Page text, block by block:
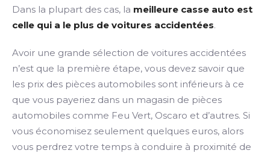
Dans la plupart des cas, la meilleure casse auto est
celle qui a le plus de voitures accidentées.
Avoir une grande sélection de voitures accidentées
n’est que la première étape, vous devez savoir que
les prix des pièces automobiles sont inférieurs à ce
que vous payeriez dans un magasin de pièces
automobiles comme Feu Vert, Oscaro et d’autres. Si
vous économisez seulement quelques euros, alors
vous perdrez votre temps à conduire à proximité de